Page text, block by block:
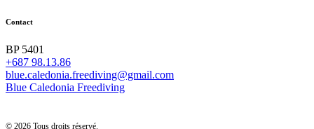
Contact
BP 5401
+687 98.13.86
blue.caledonia.freediving@gmail.com
Blue Caledonia Freediving
© 2026 Tous droits réservé.